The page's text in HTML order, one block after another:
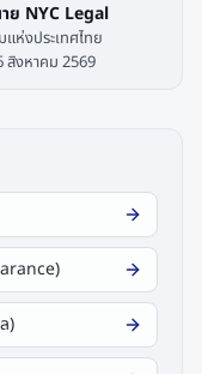
ย NYC Legal
ห่งประเทศไทย
สิงหาคม 2569
)